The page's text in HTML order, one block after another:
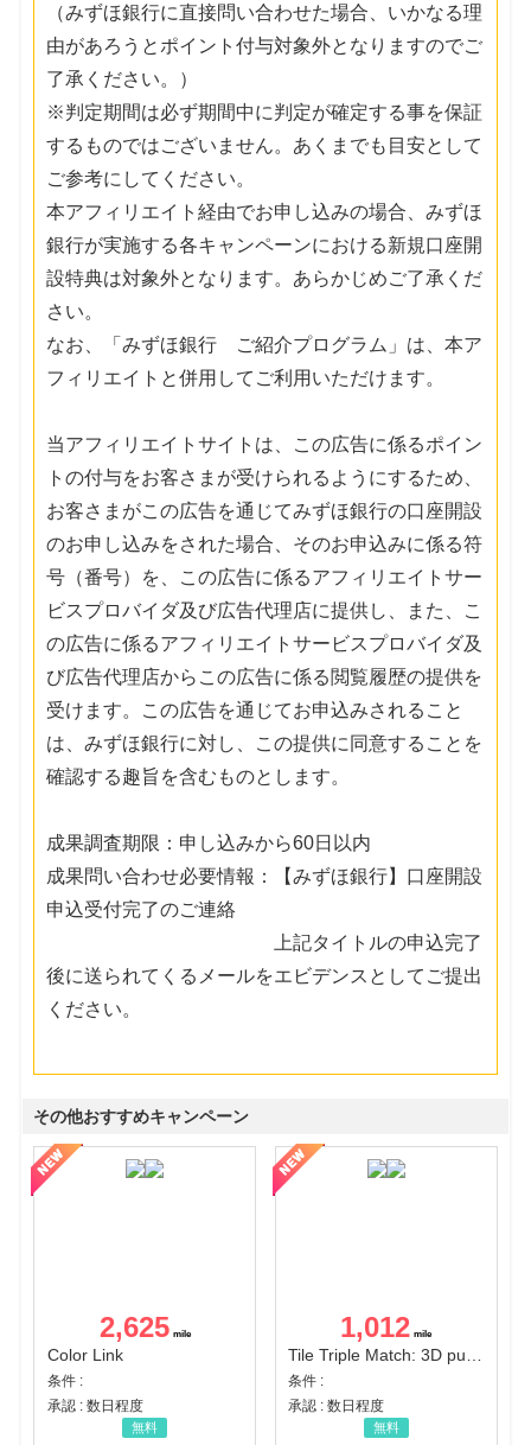
（みずほ銀行に直接問い合わせた場合、いかなる理
由があろうとポイント付与対象外となりますのでご
了承ください。）
※判定期間は必ず期間中に判定が確定する事を保証
するものではございません。あくまでも目安として
ご参考にしてください。
本アフィリエイト経由でお申し込みの場合、みずほ
銀行が実施する各キャンペーンにおける新規口座開
設特典は対象外となります。あらかじめご了承くだ
さい。
なお、「みずほ銀行 ご紹介プログラム」は、本ア
フィリエイトと併用してご利用いただけます。
当アフィリエイトサイトは、この広告に係るポイン
トの付与をお客さまが受けられるようにするため、
お客さまがこの広告を通じてみずほ銀行の口座開設
のお申し込みをされた場合、そのお申込みに係る符
号（番号）を、この広告に係るアフィリエイトサー
ビスプロバイダ及び広告代理店に提供し、また、こ
の広告に係るアフィリエイトサービスプロバイダ及
び広告代理店からこの広告に係る閲覧履歴の提供を
受けます。この広告を通じてお申込みされること
は、みずほ銀行に対し、この提供に同意することを
確認する趣旨を含むものとします。
成果調査期限：申し込みから60日以内
成果問い合わせ必要情報：【みずほ銀行】口座開設
申込受付完了のご連絡
上記タイトルの申込完了
後に送られてくるメールをエビデンスとしてご提出
ください。
その他おすすめキャンペーン
2,625
Color Link
条件 :
承認 : 数日程度
無料
1,012
Tile Triple Match: 3D puzzle
条件 :
承認 : 数日程度
無料